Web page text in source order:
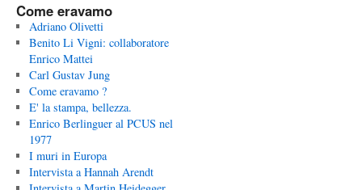
Come eravamo
Adriano Olivetti
Benito Li Vigni: collaboratore
Enrico Mattei
Carl Gustav Jung
Come eravamo ?
E' la stampa, bellezza.
Enrico Berlinguer al PCUS nel
1977
I muri in Europa
Intervista a Hannah Arendt